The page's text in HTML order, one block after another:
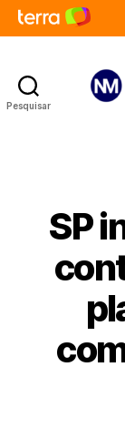
Pesquisar
SP